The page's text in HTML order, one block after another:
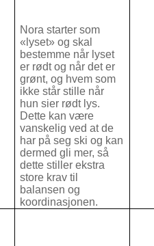
Nora starter som
«lyset» og skal
bestemme når lyset
er rødt og når det er
grønt, og hvem som
ikke står stille når
hun sier rødt lys.
Dette kan være
vanskelig ved at de
har på seg ski og kan
dermed gli mer, så
dette stiller ekstra
store krav til
balansen og
koordinasjonen.